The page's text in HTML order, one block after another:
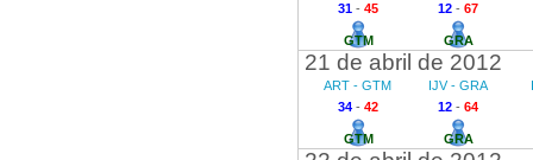
31- 45
GTM
12 - 67
GRA
21 de abril de 2012
ART - GTM
34- 42
GTM
IJV - GRA
12 - 64
GRA